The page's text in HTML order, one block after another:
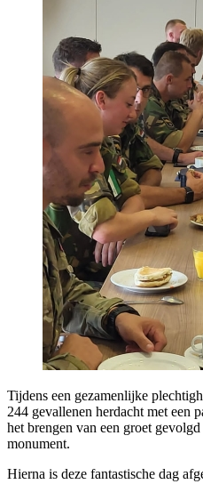
Tijdens een gezamenlijke
244 gevallenen herdacht met een
het brengen van een groet
monument.
Hierna is deze fantastische dag